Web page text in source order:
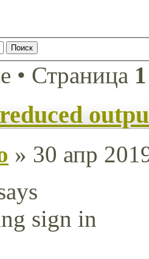
• Страница 1
» 30 апр
sign in